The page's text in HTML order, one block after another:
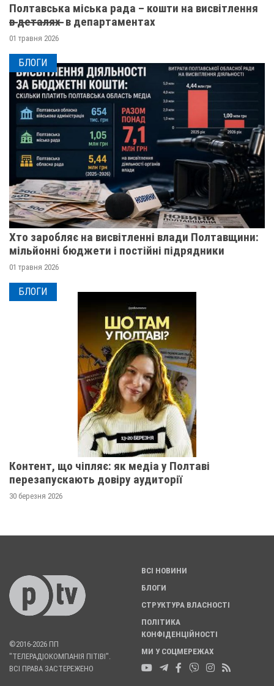
Полтавська міська рада – кошти на висвітлення
в̶ ̶д̶е̶т̶а̶л̶я̶х̶ ̶ в департаментах
01 травня 2026
БЛОГИ
Хто заробляє на висвітленні влади Полтавщини:
мільйонні бюджети і постійні підрядники
01 травня 2026
БЛОГИ
Контент, що чіпляє: як медіа у Полтаві
перезапускають довіру аудиторії
30 березня 2026
©2016-2026 ПП
"ТЕЛЕРАДІОКОМПАНІЯ ПІТІВІ".
ВСІ ПРАВА ЗАСТЕРЕЖЕНО
ВСІ НОВИНИ
БЛОГИ
СТРУКТУРА ВЛАСНОСТІ
ПОЛІТИКА
КОНФІДЕНЦІЙНОСТІ
МИ У СОЦМЕРЕЖАХ